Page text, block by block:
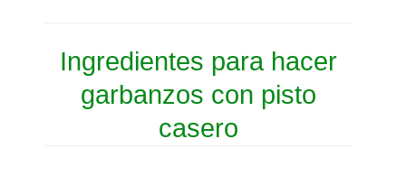
Ingredientes para hacer
garbanzos con pisto
casero